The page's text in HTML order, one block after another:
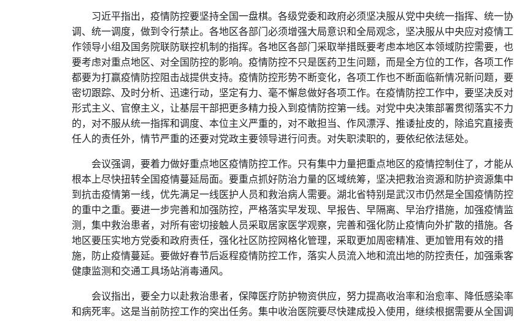
习近平指出，疫情防控要坚持全国一盘棋。各级党委和政府必须坚决服从党中央统一指挥、统一协
调、统一调度，做到令行禁止。各地区各部门必须增强大局意识和全局观念，坚决服从中央应对疫情工
作领导小组及国务院联防联控机制的指挥。各地区各部门采取举措既要考虑本地区本领域防控需要，也
要考虑对重点地区、对全国防控的影响。疫情防控不只是医药卫生问题，而是全方位的工作，各项工作
都要为打赢疫情防控阻击战提供支持。疫情防控形势不断变化，各项工作也不断面临新情况新问题，要
密切跟踪、及时分析、迅速行动，坚定有力、毫不懈怠做好各项工作。在疫情防控工作中，要坚决反对
形式主义、官僚主义，让基层干部把更多精力投入到疫情防控第一线。对党中央决策部署贯彻落实不力
的，对不服从统一指挥和调度、本位主义严重的，对不敢担当、作风漂浮、推诿扯皮的，除追究直接责
任人的责任外，情节严重的还要对党政主要领导进行问责。对失职渎职的，要依纪依法惩处。
会议强调，要着力做好重点地区疫情防控工作。只有集中力量把重点地区的疫情控制住了，才能从
根本上尽快扭转全国疫情蔓延局面。要重点抓好防治力量的区域统筹，坚决把救治资源和防护资源集中
到抗击疫情第一线，优先满足一线医护人员和救治病人需要。湖北省特别是武汉市仍然是全国疫情防控
的重中之重。要进一步完善和加强防控，严格落实早发现、早报告、早隔离、早治疗措施，加强疫情监
测，集中救治患者，对所有密切接触人员采取居家医学观察，完善和强化防止疫情向外扩散的措施。各
地区要压实地方党委和政府责任，强化社区防控网格化管理，采取更加周密精准、更加管用有效的措
施，防止疫情蔓延。要做好春节后返程疫情防控工作，落实人员流入地和流出地的防控责任，加强乘客
健康监测和交通工具场站消毒通风。
会议指出，要全力以赴救治患者，保障医疗防护物资供应，努力提高收治率和治愈率、降低感染率
和病死率。这是当前防控工作的突出任务。集中收治医院要尽快建成投入使用，继续根据需要从全国调